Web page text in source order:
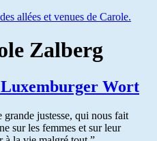
allées et venues de Carole.
Zalberg
Luxemburger Wort
justesse, qui nous fait
sur les femmes et sur leur